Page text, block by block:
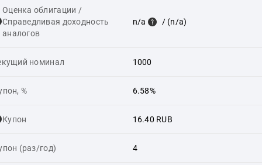
Оценка облигации /
Справедливая доходность
аналогов
n/a / (n/a)
номинал 1000
% 6.58%
Купон 16.40 RUB
(раз/год) 4